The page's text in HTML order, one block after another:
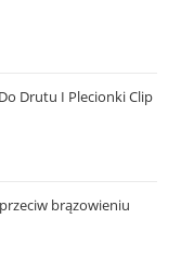
Drutu I Plecionki Clip
brązowieniu